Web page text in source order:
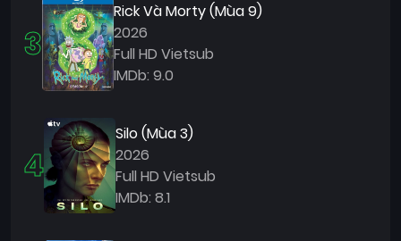
3
Rick Và Morty (Mùa 9)
2026
Full HD Vietsub
IMDb: 9.0
4
Silo (Mùa 3)
2026
Full HD Vietsub
IMDb: 8.1